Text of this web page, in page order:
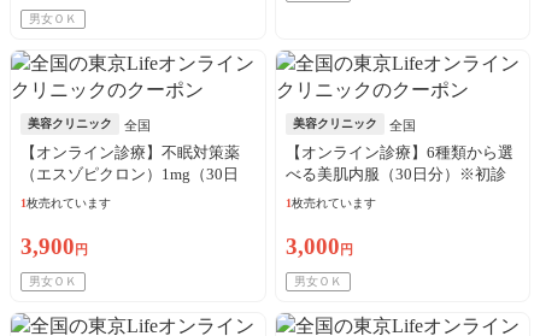
男女ＯＫ
美容クリニック 全国
【オンライン診療】不眠対策薬
（エスゾピクロン）1mg（30日
分）※初診料・送料込／リピー
1枚売れています
3,900 円
男女ＯＫ
美容クリニック 全国
【オンライン診療】6種類から選
べる美肌内服（30日分）※初診
料・送料込／リピート可
1枚売れています
3,000 円
男女ＯＫ